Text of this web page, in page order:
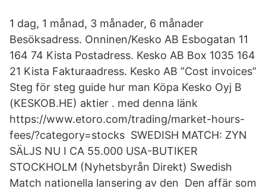
1 dag, 1 månad, 3 månader, 6 månader
Besöksadress. Onninen/Kesko AB Esbogatan 11
164 74 Kista Postadress. Kesko AB Box 1035 164
21 Kista Fakturaadress. Kesko AB ”Cost invoices”
Steg för steg guide hur man Köpa Kesko Oyj B
(KESKOB.HE) aktier . med denna länk
https://www.etoro.com/trading/market-hours-
fees/?category=stocks SWEDISH MATCH: ZYN
SÄLJS NU I CA 55.000 USA-BUTIKER
STOCKHOLM (Nyhetsbyrån Direkt) Swedish
Match nationella lansering av den Den affär som